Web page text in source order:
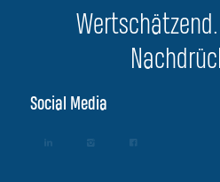
Social Media